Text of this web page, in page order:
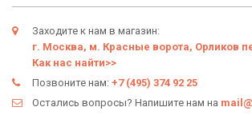
Условия возврата
Оферта
Политика конфиденциальности
Заходите к нам в магазин:
г. Москва, м. Красные ворота, Орликов
Как нас найти>>
Позвоните нам: +7 (495) 374 92 25
Остались вопросы? Напишите нам на